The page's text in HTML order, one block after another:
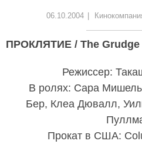
06.10.2004
ПРОКЛЯТИЕ / The Grudge
Режиссер:
В ролях: Сара
Бер, Клеа Дювалл,
Прокат в США: